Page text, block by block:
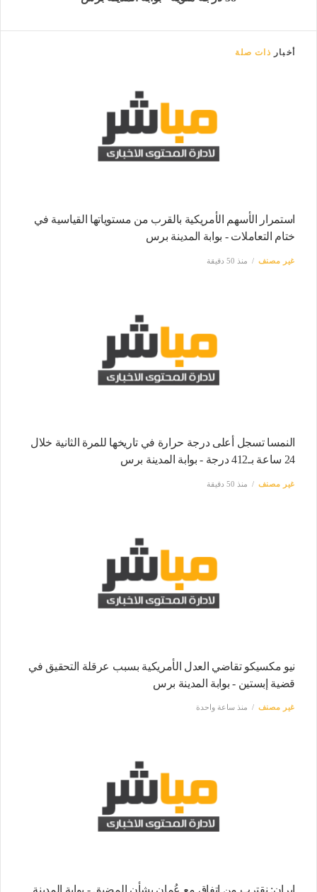
أخبار ذات صلة
استمرار الأسهم الأمريكية بالقرب من مستوياتها القياسية في
ختام التعاملات - بوابة المدينة برس
غير مصنف منذ 50 دقيقة
النمسا تسجل أعلى درجة حرارة في تاريخها للمرة الثانية خلال
24 ساعة بـ412 درجة - بوابة المدينة برس
غير مصنف منذ 50 دقيقة
نيو مكسيكو تقاضي العدل الأمريكية بسبب عرقلة التحقيق في
قضية إبستين - بوابة المدينة برس
غير مصنف منذ ساعة واحدة